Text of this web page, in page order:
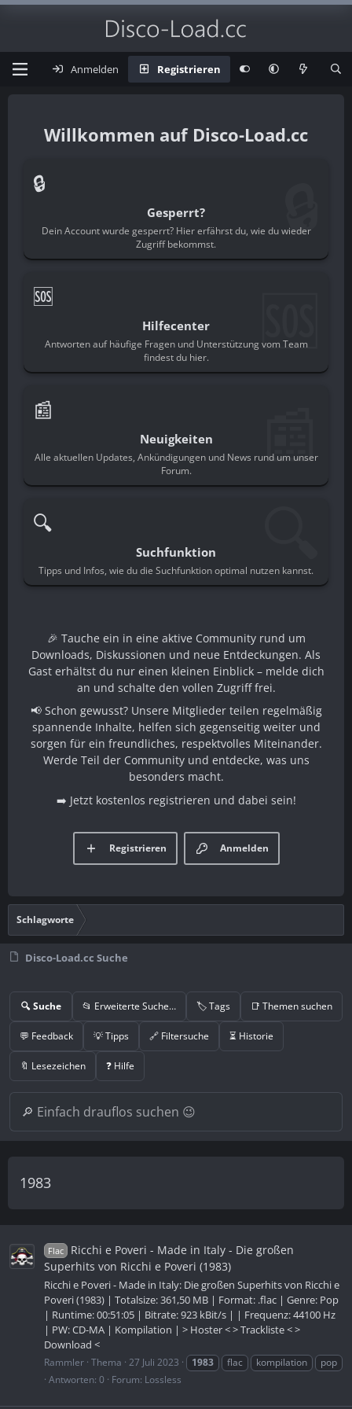
Anmelden Registrieren
Disco-Load.cc
🔒
Gesperrt?
Dein Account wurde gesperrt? Hier erfährst du, wie du wieder
Zugriff bekommst.
🔒
🆘
Hilfecenter
Antworten auf häufige Fragen und Unterstützung vom Team
findest du hier.
🆘
📰
Neuigkeiten
Alle aktuellen Updates, Ankündigungen und News rund um unser
Forum.
📰
🔍
Suchfunktion
Tipps und Infos, wie du die Suchfunktion optimal nutzen kannst.
🎉 Tauche ein in eine aktive Community rund um
Downloads, Diskussionen und neue Entdeckungen. Als
Gast erhältst du nur einen kleinen Einblick – melde dich
an und schalte den vollen Zugriff frei.
📢 Schon gewusst? Unsere Mitglieder teilen regelmäßig
spannende Inhalte, helfen sich gegenseitig weiter und
sorgen für ein freundliches, respektvolles Miteinander.
Werde Teil der Community und entdecke, was uns
besonders macht.
➡️ Jetzt kostenlos registrieren und dabei sein!
Anmelden
Registrieren
Schlagworte
Disco-Load.cc Suche
🔍 Suche 📂 Erweiterte Suche… 🏷️ Tags 📑 Themen suchen
💬 Feedback 💡 Tipps 🔗 Filtersuche ⏳ Historie
🔖 Lesezeichen ❓ Hilfe
1983
Flac
Ricchi e Poveri ‎- Made in Italy - Die großen
Superhits von Ricchi e Poveri (1983)
Ricchi e Poveri - Made in Italy: Die großen Superhits von Ricchi e
Poveri (1983) | Totalsize: 361,50 MB | Format: .flac | Genre: Pop
| Runtime: 00:51:05 | Bitrate: 923 kBit/s | | Frequenz: 44100 Hz
| PW: CD-MA | Kompilation | > Hoster < > Trackliste < >
Download <
Rammler Thema 27 Juli 2023 1983 flac kompilation
pop
Antworten: 0
Forum: Lossless